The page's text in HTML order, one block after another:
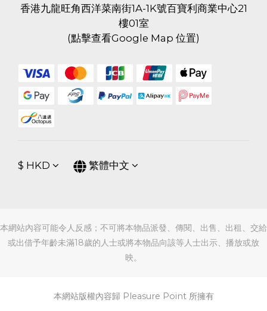
香港九龍旺角西洋菜南街1A-1K號百寶利商業中心21
樓01室
(點擊查看Google Map 位置)
$ HKD 繁體中文
本網站內容可能令人反感；不可將本物品派發、傳閱、出售、出租、交給
或出借予年齡未滿18歲的人士或將本物品向該等人士出示、播放或放
映。
本網站版權內容歸 Pleasure Point 所擁有